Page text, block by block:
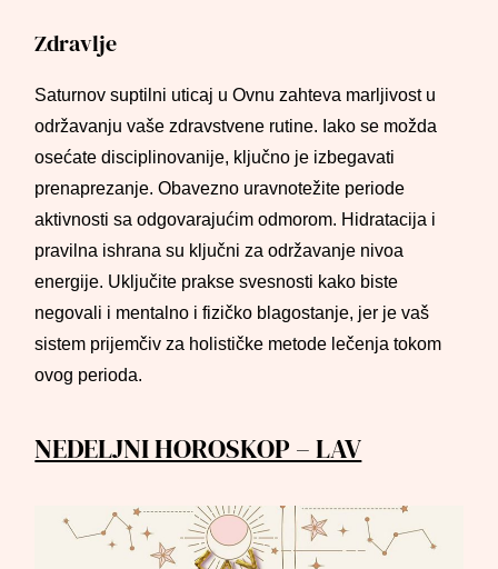
Zdravlje
Saturnov suptilni uticaj u Ovnu zahteva marljivost u
održavanju vaše zdravstvene rutine. Iako se možda
osećate disciplinovanije, ključno je izbegavati
prenaprezanje. Obavezno uravnotežite periode
aktivnosti sa odgovarajućim odmorom. Hidratacija i
pravilna ishrana su ključni za održavanje nivoa
energije. Uključite prakse svesnosti kako biste
negovali i mentalno i fizičko blagostanje, jer je vaš
sistem prijemčiv za holističke metode lečenja tokom
ovog perioda.
NEDELJNI HOROSKOP – LAV